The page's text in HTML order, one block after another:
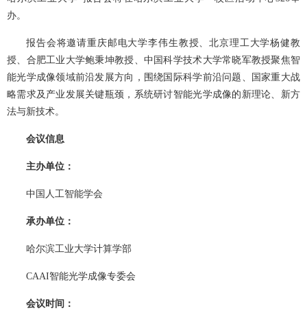
办。
报告会将邀请重庆邮电大学李伟生教授、北京理工大学杨健教
授、合肥工业大学鲍秉坤教授、中国科学技术大学常晓军教授聚焦智
能光学成像领域前沿发展方向，围绕国际科学前沿问题、国家重大战
略需求及产业发展关键瓶颈，系统研讨智能光学成像的新理论、新方
法与新技术。
会议信息
主办单位：
中国人工智能学会
承办单位：
哈尔滨工业大学计算学部
CAAI智能光学成像专委会
会议时间：